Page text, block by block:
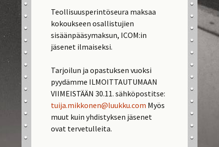
Teollisuusperintöseura maksaa
kokoukseen osallistujien
sisäänpääsymaksun, ICOM:in
jäsenet ilmaiseksi.
Tarjoilun ja opastuksen vuoksi
pyydämme ILMOITTAUTUMAAN
VIIMEISTÄÄN 30.11. sähköpostitse:
tuija.mikkonen@luukku.com Myös
muut kuin yhdistyksen jäsenet
ovat tervetulleita.